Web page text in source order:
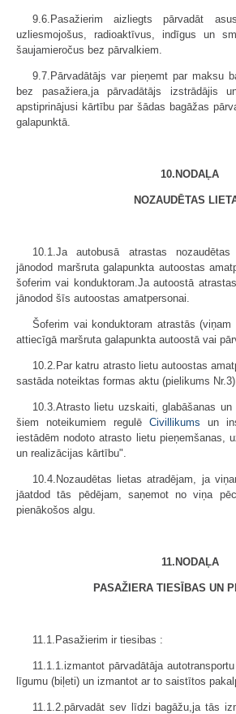
9.6.Pasažierim aizliegts pārvadāt
uzliesmojošus, radioaktīvus, indīgus un
šaujamieročus bez pārvalkiem.
9.7.Pārvadātājs var pieņemt par maksu
bez pasažiera,ja pārvadātājs izstrādājis
apstiprinājusi kārtību par šādas bagāžas
galapunktā.
10.NODAĻA
NOZAUDĒTAS
10.1.Ja autobusā atrastas
jānodod maršruta galapunkta autoostas
šoferim vai konduktoram.Ja autoostā
jānodod šīs autoostas amatpersonai.
Šoferim vai konduktoram atrastās (viņam
attiecīgā maršruta galapunkta autoostā vai
10.2.Par katru atrasto lietu autoostas
sastāda noteiktas formas aktu (pielikums
10.3.Atrasto lietu uzskaiti, glabāšanas
šiem noteikumiem regulē Civillikums un
iestādēm nodoto atrasto lietu pieņemšanas,
un realizācijas kārtību".
10.4.Nozaudētas lietas atradējam, ja
jāatdod tās pēdējam, saņemot no viņa
pienākošos algu.
11.NODAĻA
PASAŽIERA TIESĪBAS UN
11.1.Pasažierim ir tiesibas :
11.1.1.izmantot pārvadātāja
līgumu (biļeti) un izmantot ar to saistītos
11.1.2.pārvadāt sev līdzi bagāžu,ja tās